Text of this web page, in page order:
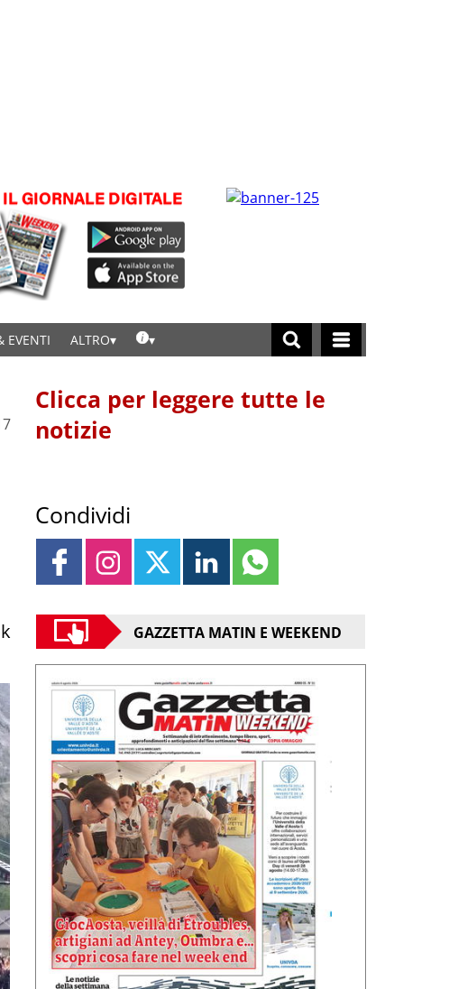
EVENTI ALTRO
Clicca per leggere tutte le
notizie
Condividi
GAZZETTA MATIN E WEEKEND